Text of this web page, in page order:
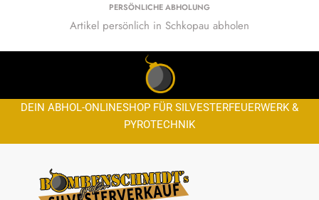
PERSÖNLICHE ABHOLUNG
Artikel persönlich in Schkopau abholen
DEIN ABHOL-ONLINESHOP FÜR SILVESTERFEUERWERK &
PYROTECHNIK